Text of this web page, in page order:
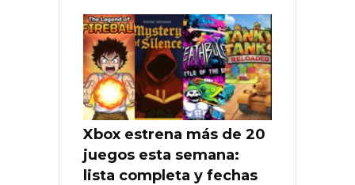
Xbox estrena más de 20
juegos esta semana:
lista completa y fechas